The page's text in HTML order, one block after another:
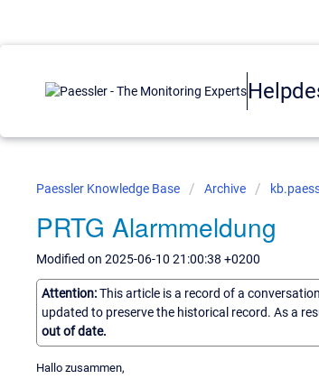
Paessler Knowledge Base Archive
PRTG Alarmmeldung
Modified on 2025-06-10 21:00:38 +0200
Attention:This article is a record of a
updated to preserve the historical record. As a
out of date.
Hallo zusammen,